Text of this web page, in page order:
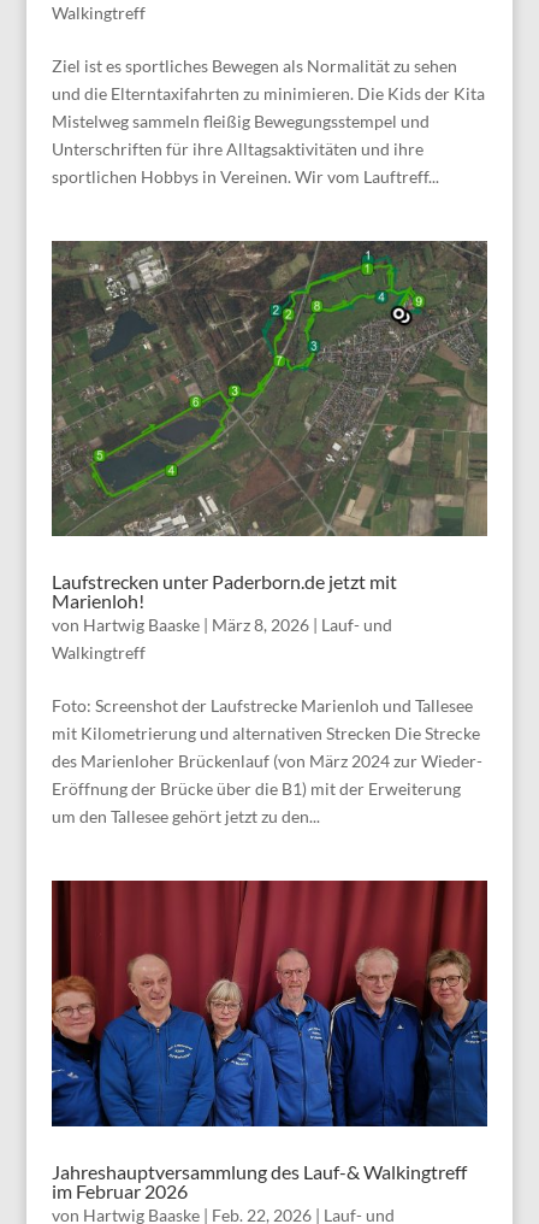
Walkingtreff
Ziel ist es sportliches Bewegen als Normalität zu sehen
und die Elterntaxifahrten zu minimieren. Die Kids der Kita
Mistelweg sammeln fleißig Bewegungsstempel und
Unterschriften für ihre Alltagsaktivitäten und ihre
sportlichen Hobbys in Vereinen. Wir vom Lauftreff...
Laufstrecken unter Paderborn.de jetzt mit
Marienloh!
von Hartwig Baaske| März 8, 2026| Lauf- und
Walkingtreff
Foto: Screenshot der Laufstrecke Marienloh und Tallesee
mit Kilometrierung und alternativen Strecken Die Strecke
des Marienloher Brückenlauf (von März 2024 zur Wieder-
Eröffnung der Brücke über die B1) mit der Erweiterung
um den Tallesee gehört jetzt zu den...
Jahreshauptversammlung des Lauf-& Walkingtreff
im Februar 2026
von Hartwig Baaske| Feb. 22, 2026| Lauf- und